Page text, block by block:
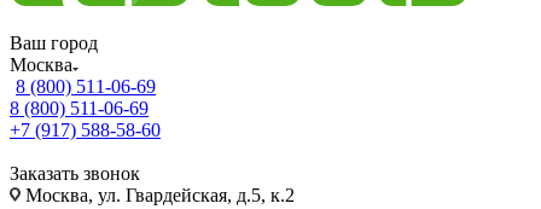
Ваш город
Москва
8 (800) 511-06-69
8 (800) 511-06-69
+7 (917) 588-58-60
Заказать звонок
Москва, ул. Гвардейская, д.5, к.2